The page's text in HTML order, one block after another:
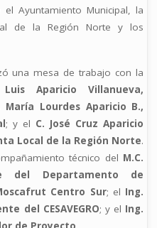
Ayuntamiento Municipal, la
de la Región Norte y los
una mesa de trabajo con la
Aparicio Villanueva,
María Lourdes Aparicio B.,
; y el C. José Cruz Aparicio
Local de la Región Norte.
técnico del M.C.
del Departamento de
Centro Sur; el Ing.
del CESAVEGRO; y el Ing.